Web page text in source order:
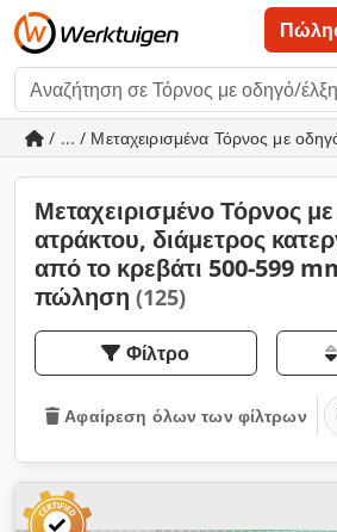
/ ... / Μεταχειρισμένα Τόρνος με
Μεταχειρισμένο Τόρνος
ατράκτου, διάμετρος
από το κρεβάτι 500-599
πώληση (125)
Φίλτρο
Αφαίρεση όλων των φίλτρων